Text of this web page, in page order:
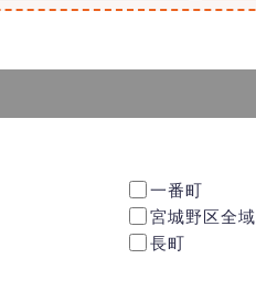
一番町
宮城野区全域
長町